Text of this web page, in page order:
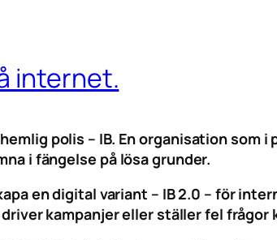
internet.
polis – IB. En organisation som
i fängelse på lösa grunder.
en digital variant – IB 2.0 – för
kampanjer eller ställer fel frågor